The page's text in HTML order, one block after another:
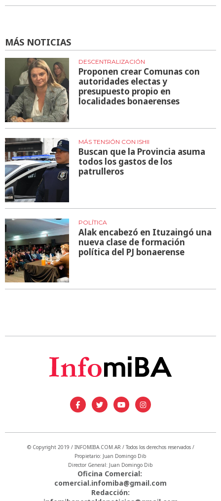
MÁS NOTICIAS
DESCENTRALIZACIÓN
Proponen crear Comunas con
autoridades electas y
presupuesto propio en
localidades bonaerenses
MÁS TENSIÓN CON ISHII
Buscan que la Provincia asuma
todos los gastos de los
patrulleros
POLÍTICA
Alak encabezó en Ituzaingó una
nueva clase de formación
política del PJ bonaerense
© Copyright 2019 / INFOMIBA.COM.AR / Todos los derechos reservados /
Propietario: Juan Domingo Dib
Director General: Juan Domingo Dib
Oficina Comercial:
comercial.infomiba@gmail.com
Redacción: